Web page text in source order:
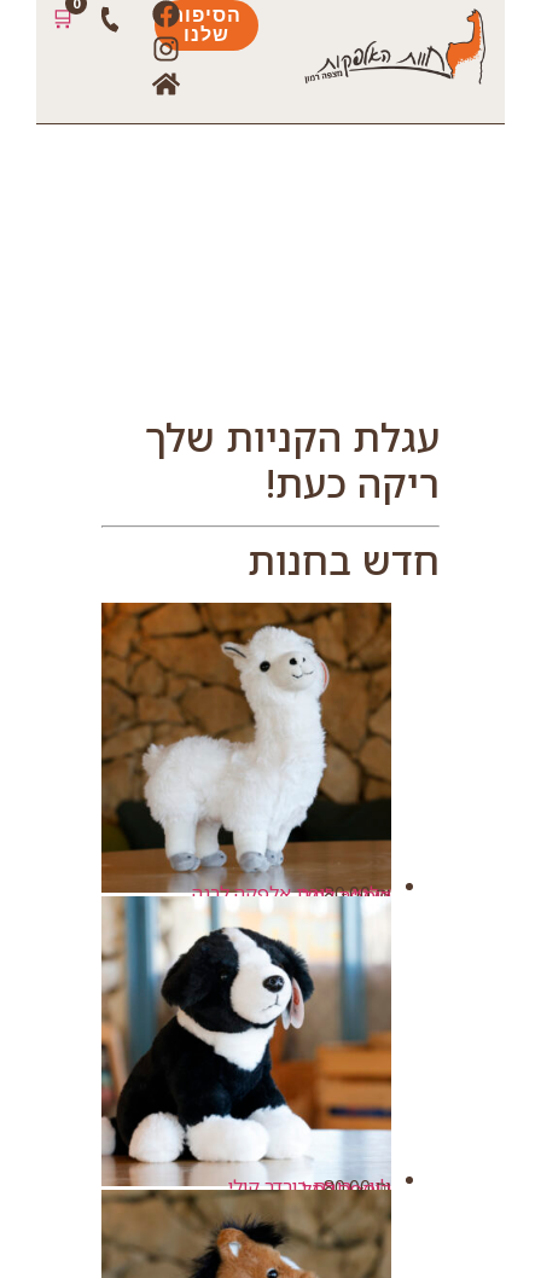
הסיפור
שלנו
🛒
עגלת הקניות שלך
ריקה כעת!
חדש בחנות
אלפי - בובת אלפקה לבנה
₪
80.00
הוספה לסל
ג'ון - בובת בורדר קולי
₪
80.00
הוספה לסל